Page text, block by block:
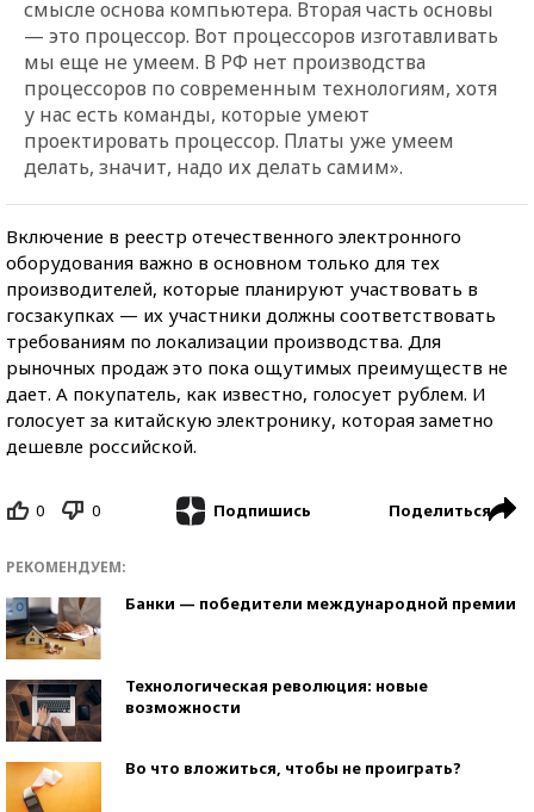
смысле основа компьютера. Вторая часть основы
— это процессор. Вот процессоров изготавливать
мы еще не умеем. В РФ нет производства
процессоров по современным технологиям, хотя
у нас есть команды, которые умеют
проектировать процессор. Платы уже умеем
делать, значит, надо их делать самим».
Включение в реестр отечественного электронного
оборудования важно в основном только для тех
производителей, которые планируют участвовать в
госзакупках — их участники должны соответствовать
требованиям по локализации производства. Для
рыночных продаж это пока ощутимых преимуществ не
дает. А покупатель, как известно, голосует рублем. И
голосует за китайскую электронику, которая заметно
дешевле российской.
0 0 Подпишись Поделиться
РЕКОМЕНДУЕМ:
Банки — победители международной премии
Технологическая революция: новые
возможности
Во что вложиться, чтобы не проиграть?